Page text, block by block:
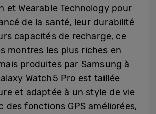
et Wearable Technology pour
de la santé, leur durabilité
capacités de recharge, ce
montres les plus riches en
produites par Samsung à
Watch5 Pro est taillée
et adaptée à un style de vie
des fonctions GPS améliorées,